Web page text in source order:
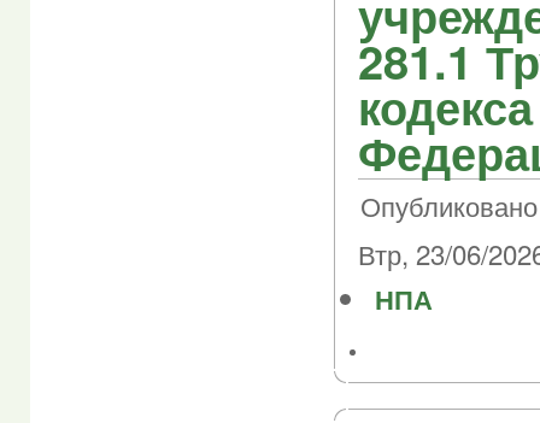
281.1
Втр, 23/06/
НПА